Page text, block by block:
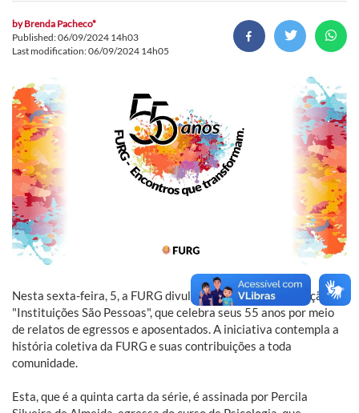
byBrenda Pacheco*
Published: 06/09/2024 14h03
Last modification: 06/09/2024 14h05
Nesta sexta-feira, 5, a FURG divulga mais uma carta da ação
"Instituições São Pessoas", que celebra seus 55 anos por meio
de relatos de egressos e aposentados. A iniciativa contempla a
história coletiva da FURG e suas contribuições a toda
comunidade.
Esta, que é a quinta carta da série, é assinada por Percila